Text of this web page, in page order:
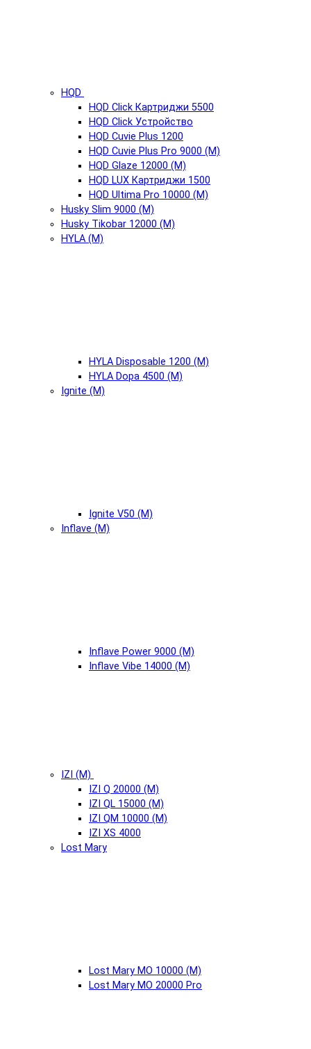
HQD
HQD Click Картриджи 5500
HQD Click Устройство
HQD Cuvie Plus 1200
HQD Cuvie Plus Pro 9000 (М)
HQD Glaze 12000 (М)
HQD LUX Картриджи 1500
HQD Ultima Pro 10000 (М)
Husky Slim 9000 (М)
Husky Tikobar 12000 (М)
HYLA (М)
HYLA Disposable 1200 (М)
HYLA Dopa 4500 (М)
Ignite (М)
Ignite V50 (М)
Inflave (М)
Inflave Power 9000 (М)
Inflave Vibe 14000 (М)
IZI (М)
IZI Q 20000 (М)
IZI QL 15000 (М)
IZI QM 10000 (М)
IZI XS 4000
Lost Mary
Lost Mary MO 10000 (М)
Lost Mary MO 20000 Pro